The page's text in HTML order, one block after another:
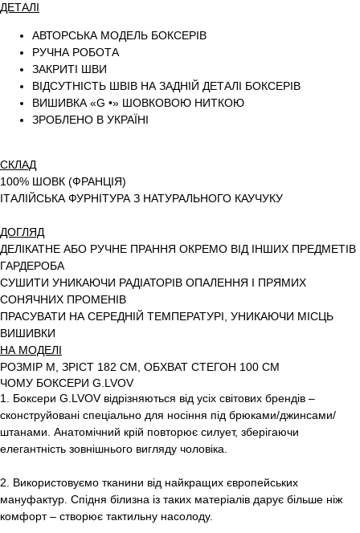
ДЕТАЛІ
АВТОРСЬКА МОДЕЛЬ БОКСЕРІВ
РУЧНА РОБОТА
ЗАКРИТІ ШВИ
ВІДСУТНІСТЬ ШВІВ НА ЗАДНІЙ ДЕТАЛІ БОКСЕРІВ
ВИШИВКА «G •» ШОВКОВОЮ НИТКОЮ
ЗРОБЛЕНО В УКРАЇНІ
СКЛАД
100% ШОВК (ФРАНЦІЯ)
ІТАЛІЙСЬКА ФУРНІТУРА З НАТУРАЛЬНОГО КАУЧУКУ
ДОГЛЯД
ДЕЛІКАТНЕ АБО РУЧНЕ ПРАННЯ ОКРЕМО ВІД ІНШИХ ПРЕДМЕТІВ
ГАРДЕРОБА
СУШИТИ УНИКАЮЧИ РАДІАТОРІВ ОПАЛЕННЯ І ПРЯМИХ
СОНЯЧНИХ ПРОМЕНІВ
ПРАСУВАТИ НА СЕРЕДНІЙ ТЕМПЕРАТУРІ, УНИКАЮЧИ МІСЦЬ
ВИШИВКИ
НА МОДЕЛІ
РОЗМІР M, ЗРІСТ 182 СМ, ОБХВАТ СТЕГОН 100 СМ
ЧОМУ БОКСЕРИ G.LVOV
1. Боксери G.LVOV відрізняються від усіх світових брендів –
сконструйовані спеціально для носіння під брюками/джинсами/
штанами. Анатомічний крій повторює силует, зберігаючи
елегантність зовнішнього вигляду чоловіка.
2. Використовуємо тканини від найкращих європейських
мануфактур. Спідня білизна із таких матеріалів дарує більше ніж
комфорт – створює тактильну насолоду.